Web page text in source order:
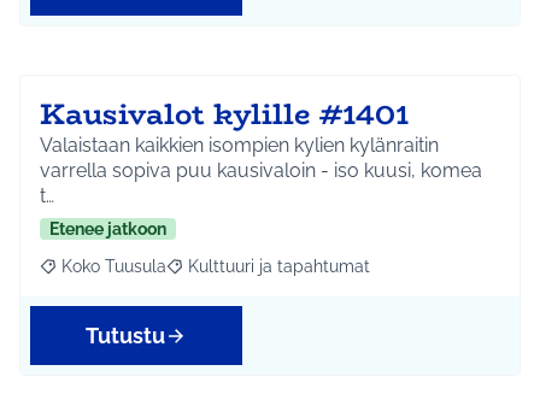
Kausivalot kylille #1401
Valaistaan kaikkien isompien kylien kylänraitin
varrella sopiva puu kausivaloin - iso kuusi, komea
t…
Etenee jatkoon
Rajaa tulokset aihepiirin mukaan: Koko Tuusula
Koko Tuusula Rajaa tulokset teeman mukaan: Kulttuuri ja
Kulttuuri ja tapahtumat
Tutustu